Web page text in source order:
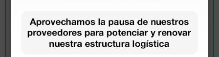
¿Todavía tienes alguna duda? ¿Necesitas más
información?
Envía ahora mismo tu pregunta a los colegas que ya